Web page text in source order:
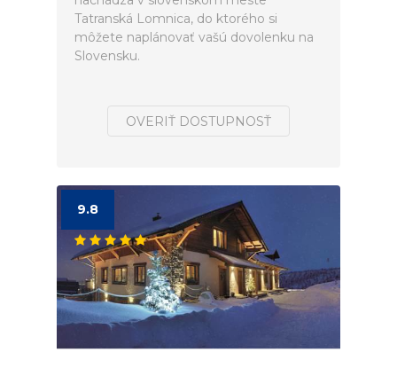
Tatranská Lomnica, do ktorého si
môžete naplánovať vašú dovolenku na
Slovensku.
OVERIŤ DOSTUPNOSŤ
9.8